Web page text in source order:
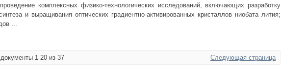
комплексных физико-технологических исследований, включающих разработку
и выращивания оптических градиентно-активированных кристаллов ниобата лития;
...
1-20 из 37 Следующая страница